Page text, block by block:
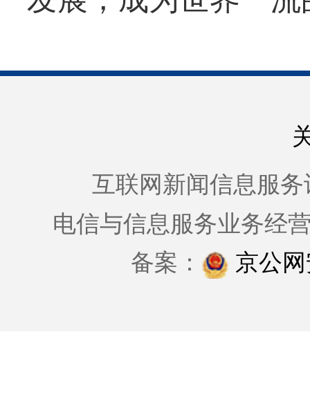
互联网新闻信息服务
电信与信息服务业务经
备案：
京公网